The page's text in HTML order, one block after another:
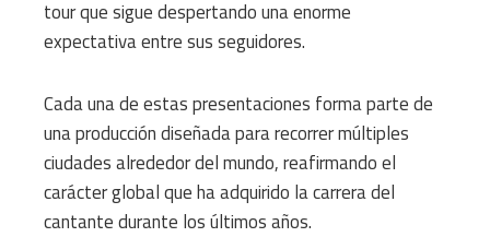
tour que sigue despertando una enorme
expectativa entre sus seguidores.
Cada una de estas presentaciones forma parte de
una producción diseñada para recorrer múltiples
ciudades alrededor del mundo, reafirmando el
carácter global que ha adquirido la carrera del
cantante durante los últimos años.